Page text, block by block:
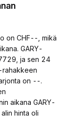
on CHF--, mikä
GARY-
ja sen 24
rahakkeen
on --.
aikana GARY-
hinta oli